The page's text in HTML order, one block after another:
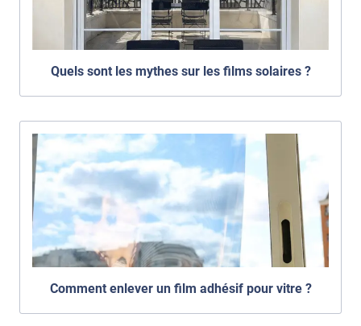
Quels sont les mythes sur les films solaires ?
Comment enlever un film adhésif pour vitre ?